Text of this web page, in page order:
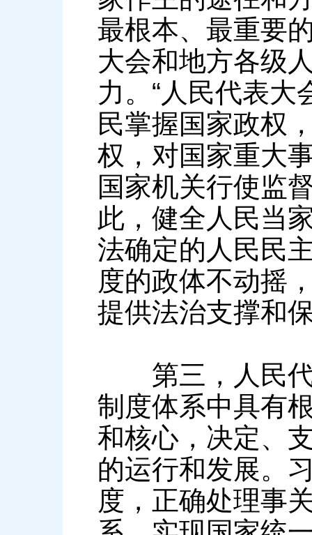
最根本、最重要
大会和地方各级
力。“人民代表
民掌握国家政权
权，对国家重大
国家机关行使监
此，健全人民当
法确定的人民民
度的政体不动摇
提供法治支撑和
第三，人民代
制度体系中具有
和核心，决定、
的运行和发展。
度，正确处理事